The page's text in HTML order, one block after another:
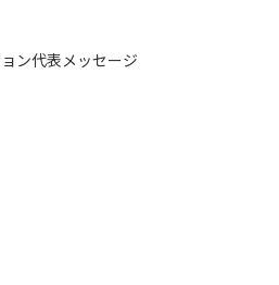
ン代表メッセージ